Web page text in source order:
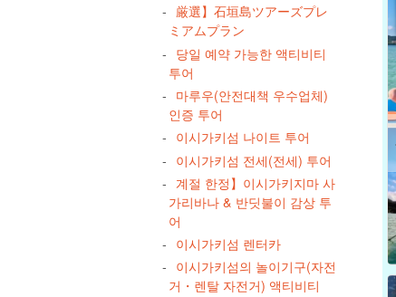
厳選】石垣島ツアーズプレ
ミアムプラン
당일 예약 가능한 액티비티
투어
마루우(안전대책 우수업체)
인증 투어
이시가키섬 나이트 투어
이시가키섬 전세(전세) 투어
계절 한정】이시가키지마 사
가리바나 & 반딧불이 감상 투
어
이시가키섬 렌터카
이시가키섬의 놀이기구(자전
거・렌탈 자전거) 액티비티